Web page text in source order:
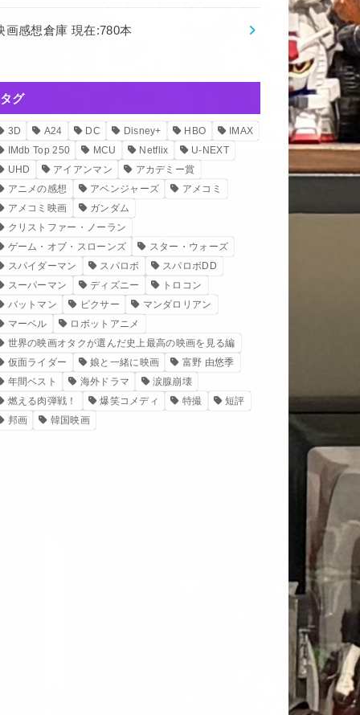
画感想倉庫 現在:780本
タグ
3D A24 DC Disney+ HBO
IMAX
IMdb Top 250
MCU Netflix
U-NEXT
UHD
アイアンマン
アカデミー賞
アニメの感想
アベンジャーズ
アメコミ
アメコミ映画
ガンダム
クリストファー・ノーラン
ゲーム・オブ・スローンズ
スター・ウォーズ
スパイダーマン
スパロボ
スパロボDD
スーパーマン
ディズニー
トロコン
バットマン
ピクサー
マンダロリアン
マーベル
ロボットアニメ
世界の映画オタクが選んだ史上最高の映画を見る編
仮面ライダー
娘と一緒に映画
富野 由悠季
年間ベスト
海外ドラマ
涙腺崩壊
燃える肉弾戦！
爆笑コメディ 特撮
短評
邦画
韓国映画